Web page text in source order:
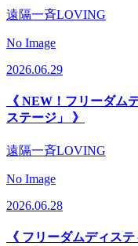
遠隔一斉LOVING
No Image
2026.06.29
《 NEW！フリーダム
ステージ」 》
遠隔一斉LOVING
No Image
2026.06.28
《 フリーダムディス